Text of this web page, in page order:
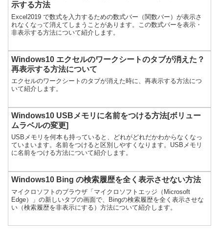
示する方法
Excel2019 で数式を入力するための数式バー（関数バー）が表示さ
れなくなって消えてしまうことがあります。この数式バーを表示・
非表示する方法について紹介します。
Windows10 エクセルのワークシートのタブが消えた？
再表示する方法について
エクセルのワークシートのタブが消えた時に、再表示する方法につ
いて紹介します。
Windows10 USBメモリに名前をつける方法[ボリュー
ムラベルの変更]
USBメモリを何本も持っていると、どれがどれだかわからなくなっ
ていまいます。名前をつけると区別しやすくなります。USBメモリ
に名前をつける方法について紹介します。
Windows10 Bing の検索履歴を全く表示させない方法
マイクロソフトのブラウザ「マイクロソフトエッジ（Microsoft
Edge）」の新しいタブの画面で、Bingの検索履歴を全く表示させな
い（検索履歴を非表示にする）方法について紹介します。